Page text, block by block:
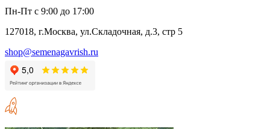
Пн-Пт с 9:00 до 17:00
127018, г.Москва, ул.Складочная, д.3, стр 5
shop@semenagavrish.ru